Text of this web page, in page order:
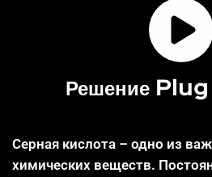
Решение
Серная кислота – одно из
химических веществ.